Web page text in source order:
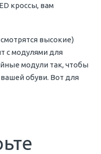
кроссы, вам
высокие)
с модулями для
модули так, чтобы
обуви. Вот для